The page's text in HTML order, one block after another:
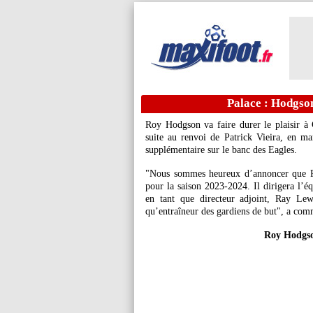
Palace :
Roy Hodgson va faire durer le plaisir à
suite au renvoi de Patrick Vieira, en
supplémentaire sur le banc des Eagles.
"Nous sommes heureux d’annoncer
pour la saison 2023-2024. Il dirigera
en tant que directeur adjoint, Ray
qu’entraîneur des gardiens de but", a
Roy